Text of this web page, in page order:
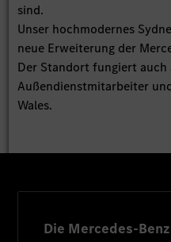
sind.
Unser hochmodernes
neue Erweiterung der
Der Standort fungiert
Außendienstmitarbeiter
Wales.
Die Mercedes-